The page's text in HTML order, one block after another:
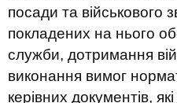
посади та військового
покладених на нього
служби, дотримання
виконання вимог
керівних документів,